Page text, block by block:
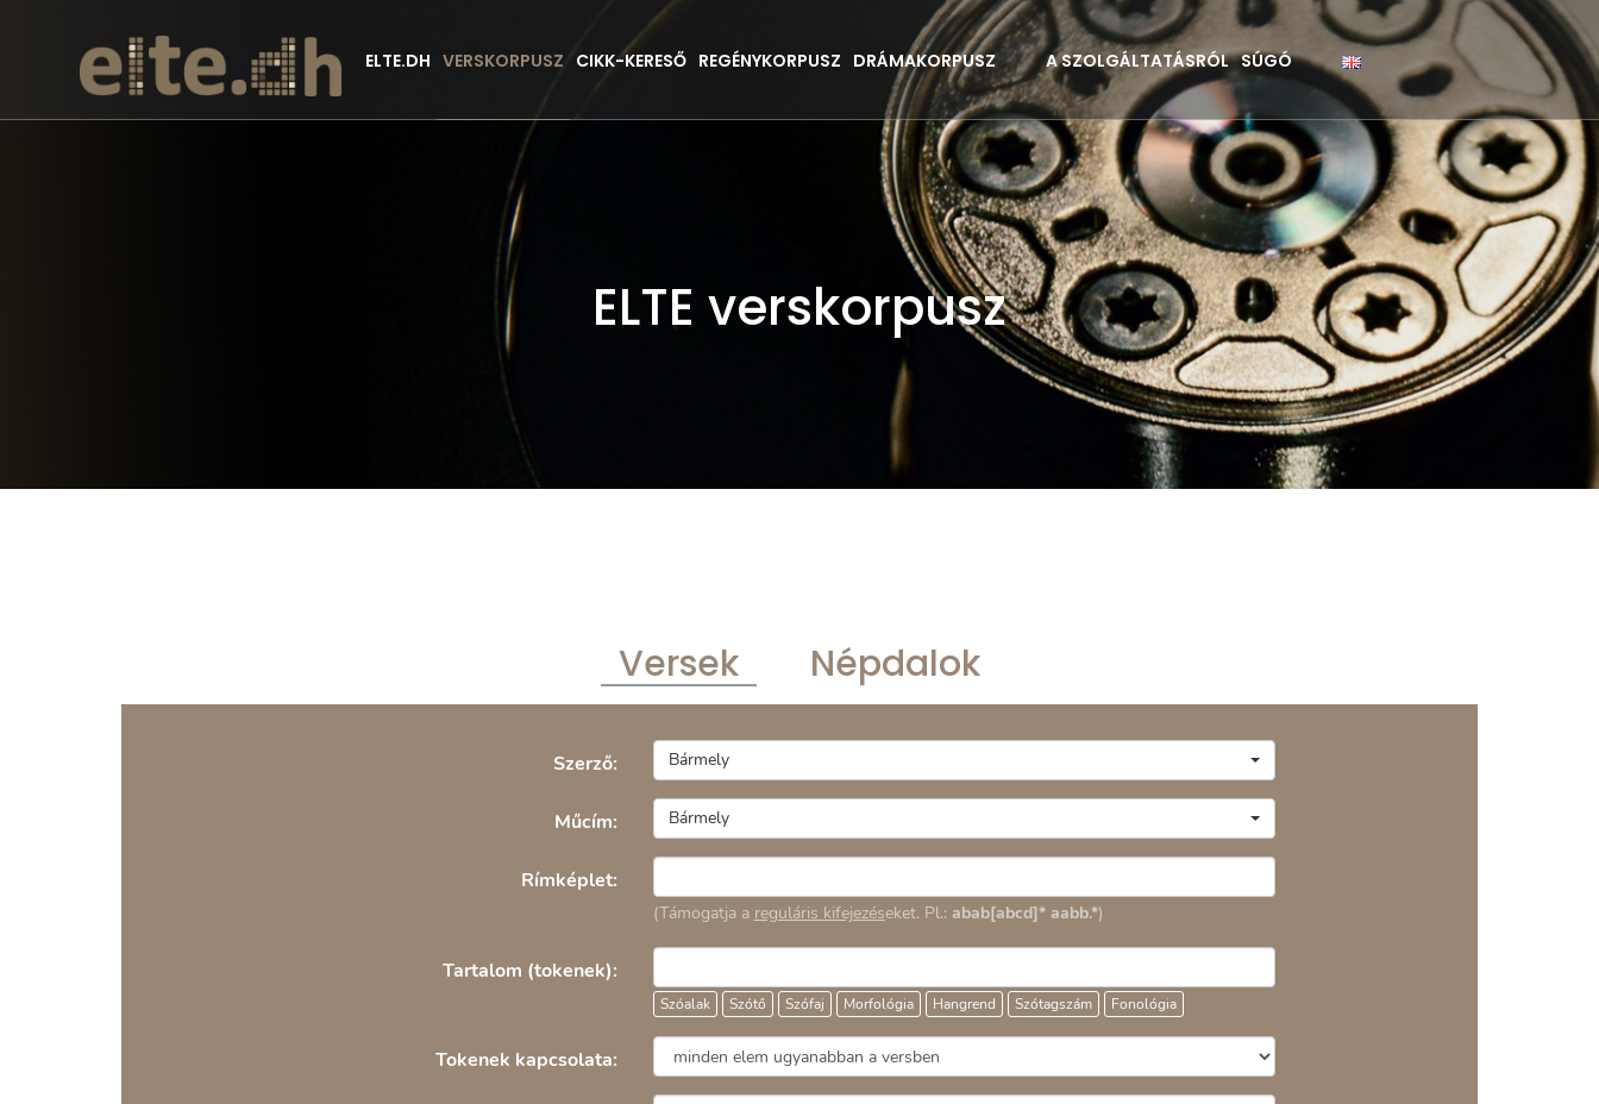
ELTE.DH VERSKORPUSZ CIKK-KERESŐ REGÉNYKORPUSZ DRÁMAKORPUSZ A SZOLGÁLTATÁSRÓL SÚGÓ
ELTE verskorpusz
Versek Népdalok
Szerző: Bármely
Műcím: Bármely
Rímképlet:
(Támogatja a reguláris kifejezéseket. Pl.: abab[abcd]* aabb.*)
Tartalom (tokenek):
Szóalak Szótő Szófaj Morfológia Hangrend Szótagszám Fonológia
Tokenek kapcsolata: